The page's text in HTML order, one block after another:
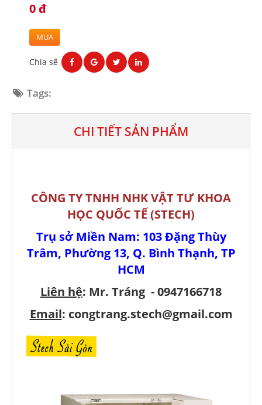
0 đ
MUA
Chia sẽ
Tags:
CHI TIẾT SẢN PHẨM
CÔNG TY TNHH NHK VẬT TƯ KHOA
HỌC QUỐC TẾ (STECH)
Trụ sở Miền Nam: 103 Đặng Thùy
Trâm, Phường 13, Q. Bình Thạnh, TP
HCM
Liên hệ: Mr. Tráng - 0947166718
Email: congtrang.stech@gmail.com